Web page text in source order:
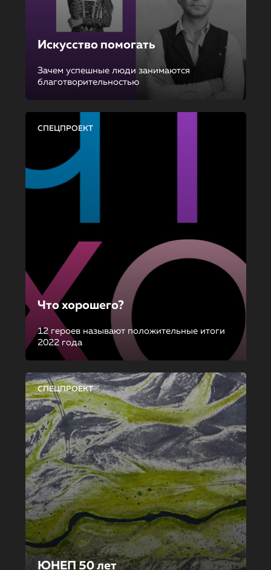
Искусство помогать
Зачем успешные люди занимаются
благотворительностью
СПЕЦПРОЕКТ
Что хорошего?
12 героев называют положительные итоги
2022 года
СПЕЦПРОЕКТ
ЮНЕП 50 лет